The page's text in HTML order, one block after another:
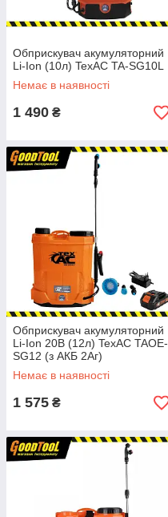
Обприскувач акумуляторний
Li-Ion (10л) TexAC TA-SG10L
Немає в наявності
1 490 ₴
Обприскувач акумуляторний
Li-Ion 20В (12л) TexAC TAOE-
SG12 (з АКБ 2Аг)
Немає в наявності
1 575 ₴